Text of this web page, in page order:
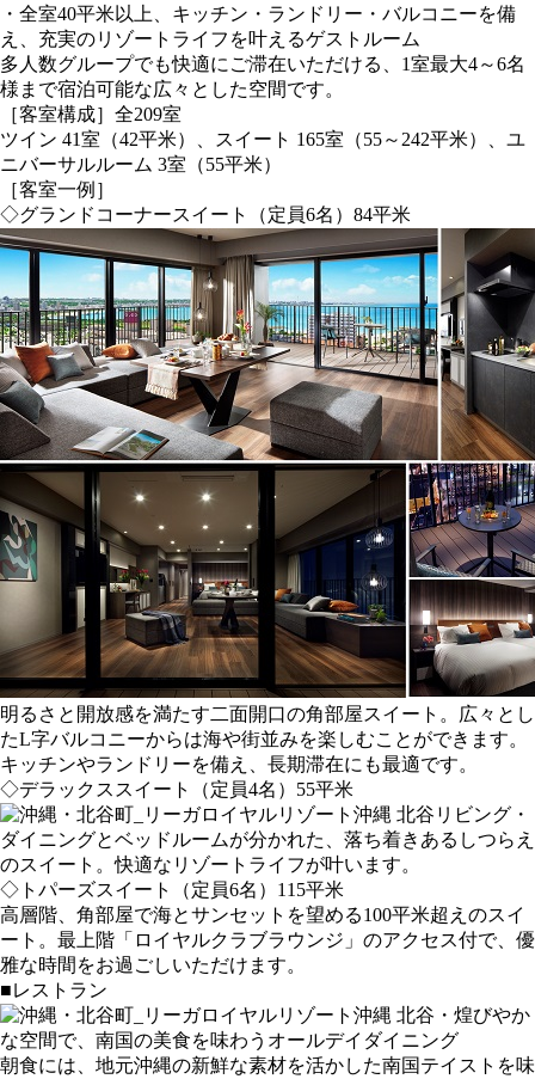
・全室40平米以上、キッチン・ランドリー・バルコニーを備
え、充実のリゾートライフを叶えるゲストルーム
多人数グループでも快適にご滞在いただける、1室最大4～6名
様まで宿泊可能な広々とした空間です。
［客室構成］全209室
ツイン 41室（42平米）、スイート 165室（55～242平米）、ユ
ニバーサルルーム 3室（55平米）
［客室一例］
◇グランドコーナースイート（定員6名）84平米
明るさと開放感を満たす二面開口の角部屋スイート。広々とし
たL字バルコニーからは海や街並みを楽しむことができます。
キッチンやランドリーを備え、長期滞在にも最適です。
◇デラックススイート（定員4名）55平米
リビング・
ダイニングとベッドルームが分かれた、落ち着きあるしつらえ
のスイート。快適なリゾートライフが叶います。
◇トパーズスイート（定員6名）115平米
高層階、角部屋で海とサンセットを望める100平米超えのスイ
ート。最上階「ロイヤルクラブラウンジ」のアクセス付で、優
雅な時間をお過ごしいただけます。
■レストラン
・煌びやか
な空間で、南国の美食を味わうオールデイダイニング
朝食には、地元沖縄の新鮮な素材を活かした南国テイストを味